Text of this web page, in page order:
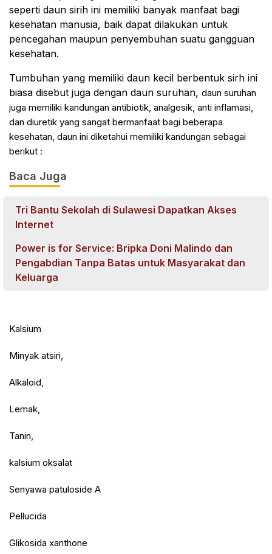
seperti daun sirih ini memiliki banyak manfaat bagi
kesehatan manusia, baik dapat dilakukan untuk
pencegahan maupun penyembuhan suatu gangguan
kesehatan.
Tumbuhan yang memiliki daun kecil berbentuk sirh ini
biasa disebut juga dengan daun suruhan, daun suruhan
juga memiliki kandungan antibiotik, analgesik, anti inflamasi,
dan diuretik yang sangat bermanfaat bagi beberapa
kesehatan, daun ini diketahui memiliki kandungan sebagai
berikut :
Baca Juga
Tri Bantu Sekolah di Sulawesi Dapatkan Akses
Internet
Power is for Service: Bripka Doni Malindo dan
Pengabdian Tanpa Batas untuk Masyarakat dan
Keluarga
Kalsium
Minyak atsiri,
Alkaloid,
Lemak,
Tanin,
kalsium oksalat
Senyawa patuloside A
Pellucida
Glikosida xanthone